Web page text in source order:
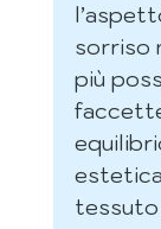
sorriso
più